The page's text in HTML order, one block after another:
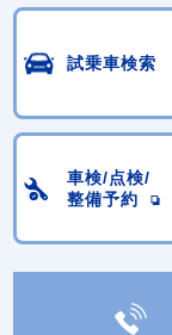
試乗車検索
車検/点検/
整備予約